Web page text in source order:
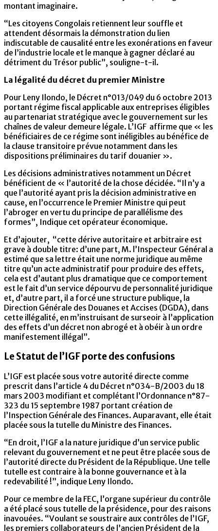
montant imaginaire.
“Les citoyens Congolais retiennent leur souffle et
attendent désormais la démonstration du lien
indiscutable de causalité entre les exonérations en faveur
de l’industrie locale et le manque à gagner déclaré au
détriment du Trésor public”, souligne-t-il.
La légalité du décret du premier Ministre
Pour Leny Ilondo, le Décret n°013/049 du 6 octobre 2013
portant régime fiscal applicable aux entreprises éligibles
au partenariat stratégique avec le gouvernement sur les
chaînes de valeur demeure légale. L’IGF affirme que « les
bénéficiaires de ce régime sont inéligibles au bénéfice de
la clause transitoire prévue notamment dans les
dispositions préliminaires du tarif douanier ».
Les décisions administratives notamment un Décret
bénéficient de « l’autorité de la chose décidée. “Il n’y a
que l’autorité ayant pris la décision administrative en
cause, en l’occurrence le Premier Ministre qui peut
l’abroger en vertu du principe de parallélisme des
formes”, Indique cet opérateur économique.
Et d’ajouter, “cette dérive autoritaire et arbitraire est
grave à double titre: d’une part, M. l’Inspecteur Général a
estimé que sa lettre était une norme juridique au même
titre qu’un acte administratif pour produire des effets,
cela est d’autant plus dramatique que ce comportement
est le fait d’un service dépourvu de personnalité juridique
et, d’autre part, il a forcé une structure publique, la
Direction Générale des Douanes et Accises (DGDA), dans
cette illégalité, en m’instruisant de surseoir à l’application
des effets d’un décret non abrogé et à obéir à un ordre
manifestement illégal”.
Le Statut de l’IGF porte des confusions
L’IGF est placée sous votre autorité directe comme
prescrit dans l’article 4 du Décret n°034-B/2003 du 18
mars 2003 modifiant et complétant l’Ordonnance n°87-
323 du 15 septembre 1987 portant création de
l’Inspection Générale des Finances. Auparavant, elle était
placée sous la tutelle du Ministre des Finances.
“En droit, l’IGF a la nature juridique d’un service public
relevant du gouvernement et ne peut être placée sous de
l’autorité directe du Président de la République. Une telle
tutelle est contraire à la bonne gouvernance et à la
redevabilité !”, indique Leny Ilondo.
Pour ce membre de la FEC, l’organe supérieur du contrôle
a été placé sous tutelle de la présidence, pour des raisons
inavouées. “Voulant se soustraire aux contrôles de l’IGF,
les premiers collaborateurs de l’ancien Président de la